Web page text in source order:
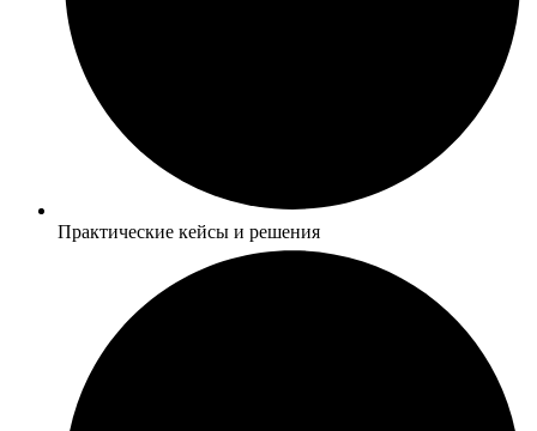
Практические кейсы и решения